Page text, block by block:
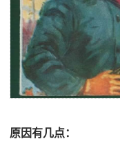
原因有几点：